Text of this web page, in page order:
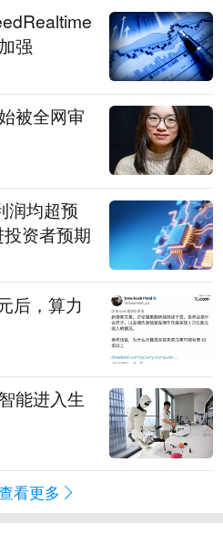
强
被全网审
润均超预
资者预期
后，算力
能进入生
看更多